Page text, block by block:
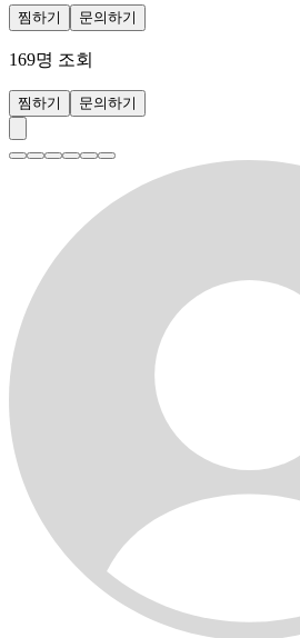
찜하기 문의하기
169명 조회
찜하기 문의하기